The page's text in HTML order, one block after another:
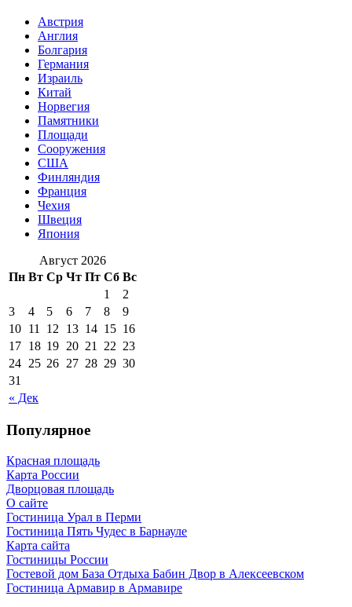
Австрия
Англия
Болгария
Германия
Израиль
Китай
Норвегия
Памятники
Площади
Сооружения
США
Финляндия
Франция
Чехия
Швеция
Япония
Август 2026
Пн Вт Ср Чт Пт Сб Вс
« Дек
1
2
3
4 5 6 7 8
9
10 11 12 13 14 15 16
17 18 19 20 21 22 23
24 25 26 27 28 29 30
31
Популярное
Красная площадь
Карта России
Дворцовая площадь
О сайте
Гостиница Урал в Перми
Гостиница Пять Чудес в Барнауле
Карта сайта
Гостиницы России
Гостевой дом База Отдыха Бабин Двор в Алексеевском
Гостиница Армавир в Армавире